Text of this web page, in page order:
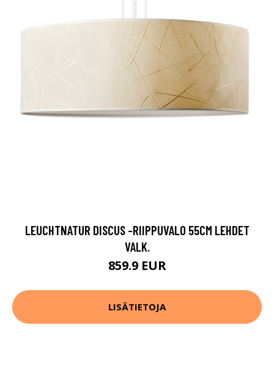
LEUCHTNATUR DISCUS -RIIPPUVALO 55CM LEHDET
VALK.
859.9 EUR
LISÄTIETOJA